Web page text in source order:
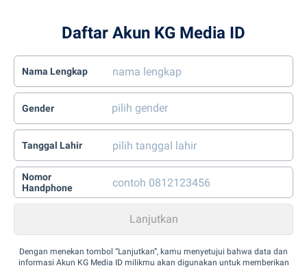
Daftar Akun KG Media ID
Nama Lengkap
Gender
Tanggal Lahir
Nomor
Handphone
Dengan menekan tombol “Lanjutkan”, kamu menyetujui bahwa data dan
informasi Akun KG Media ID milikmu akan digunakan untuk memberikan